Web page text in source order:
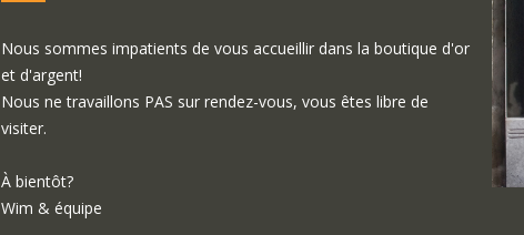
Nous sommes impatients de vous accueillir dans la boutique d'or
et d'argent!
Nous ne travaillons PAS sur rendez-vous, vous êtes libre de
visiter.
À bientôt?
Wim & équipe